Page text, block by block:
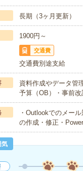
長期（3ヶ月更新）
1900円～
交通費
交通費別途支給
資料作成やデータ管
予算（OB）・事前
・Outlookでのメー
の作成・修正・
気